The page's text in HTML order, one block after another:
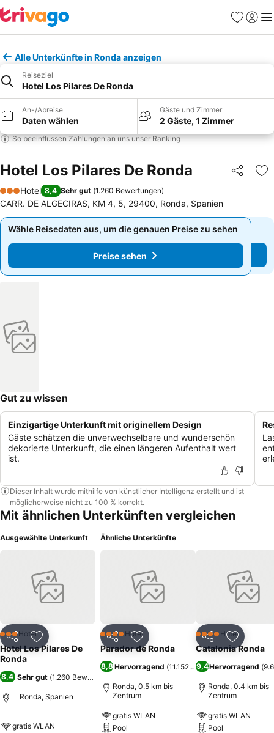
Favoriten
Alle Unterkünfte in Ronda anzeigen
Reiseziel
Hotel Los Pilares De Ronda
An-/Abreise
Daten wählen
Gäste und Zimmer
2 Gäste, 1 Zimmer
So beeinflussen Zahlungen an uns unser Ranking
Hotel Los Pilares De Ronda Teilen
3 Sterne
Hotel 8,4 Sehr gut (1.260 Bewertungen)
CARR. DE ALGECIRAS, KM 4, 5, 29400, Ronda, Spanien
Wähle Reisedaten aus, um die genauen Preise zu sehen
Preise sehen
Wähle Reisedaten aus, um die genauen Preise zu sehen
Preise sehen
Gut zu wissen
Einzigartige Unterkunft mit originellem Design
Gäste schätzen die unverwechselbare und wunderschön
dekorierte Unterkunft, die einen längeren Aufenthalt wert
ist.
Dieser Inhalt wurde mithilfe von künstlicher Intelligenz erstellt und ist
möglicherweise nicht zu 100 % korrekt.
Mit ähnlichen Unterkünften vergleichen
Ausgewählte Unterkunft
Teilen Zu Favoriten hinzufügen
3 SterneHotel
Hotel Los Pilares De
Ronda
8,4 Sehr gut (1.260 Bewertungen
Ronda, Spanien
gratis WLAN
Ähnliche Unterkünfte
Teilen Zu Favoriten hinzufügen
4 SterneHotel
Parador de Ronda
8,8Hervorragend (11.152 Bewertungen)
Ronda, 0.5 km bis
Zentrum
gratis WLAN
Pool
Teilen Zu
4 SterneHotel
Catalonia Ronda
9,4Hervorragend (
Ronda, 0.4 km bis
Zentrum
gratis WLAN
Pool